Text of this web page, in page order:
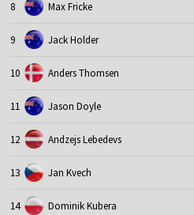
8 Max Fricke
9 Jack Holder
10 Anders Thomsen
11 Jason Doyle
12 Andzejs Lebedevs
13 Jan Kvech
14 Dominik Kubera